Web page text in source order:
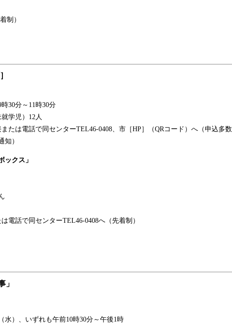
制）
30分～11時30分
学児）12人
たは電話で同センターTEL46-0408、市［HP］（QRコード）へ（申込多数
）
ックス」
電話で同センターTEL46-0408へ（先着制）
」
水）、いずれも午前10時30分～午後1時